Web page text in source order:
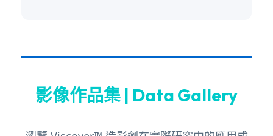
影像作品集 | Data Gallery